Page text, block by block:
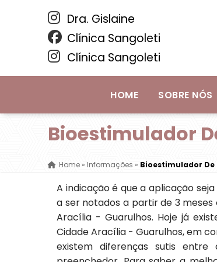
Dra. Gislaine
Clínica Sangoleti
Clínica Sangoleti
HOME SOBRE NÓS
Bioestimulador
Home»Informações » Bioestimulador
A indicação é que a aplicação
a ser notados a partir de 3
Aracília - Guarulhos. Hoje já
Cidade Aracília - Guarulhos, em
existem diferenças sutis